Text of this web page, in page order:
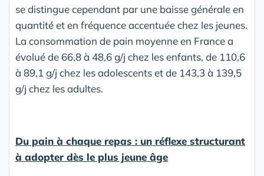
se distingue cependant par une baisse générale en
quantité et en fréquence accentuée chez les jeunes.
La consommation de pain moyenne en France a
évolué de 66,8 à 48,6 g/j chez les enfants, de 110,6
à 89,1 g/j chez les adolescents et de 143,3 à 139,5
g/j chez les adultes.
Du pain à chaque repas : un réflexe structurant
à adopter dès le plus jeune âge